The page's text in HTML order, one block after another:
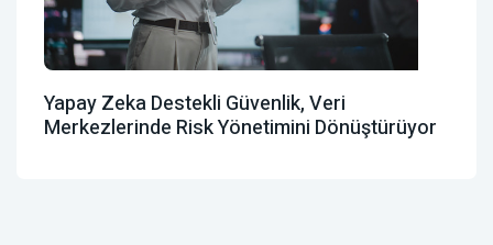
Yapay Zeka Destekli Güvenlik, Veri
Merkezlerinde Risk Yönetimini Dönüştürüyor